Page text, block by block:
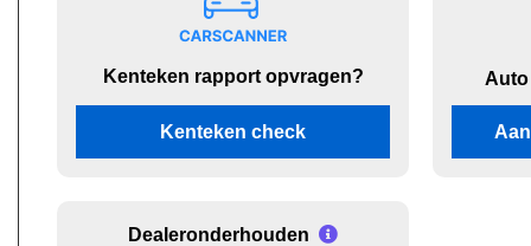
Kenteken rapport opvragen?
Kenteken check
Auto
Dealeronderhouden